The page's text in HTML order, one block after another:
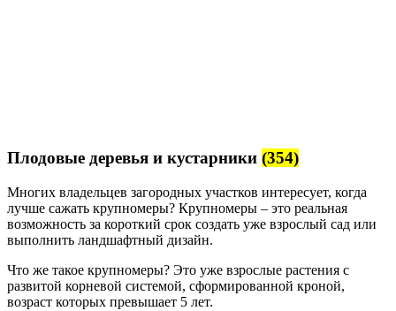
Плодовые деревья и кустарники (354)
Многих владельцев загородных участков интересует, когда
лучше сажать крупномеры? Крупномеры – это реальная
возможность за короткий срок создать уже взрослый сад или
выполнить ландшафтный дизайн.
Что же такое крупномеры? Это уже взрослые растения с
развитой корневой системой, сформированной кроной,
возраст которых превышает 5 лет.